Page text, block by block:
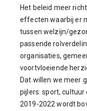
Het beleid meer
effecten waarbij er
tussen welzijn/
passende
organisaties,
voortvloeiende
Dat willen we meer
pijlers: sport,
2019-2022 wordt